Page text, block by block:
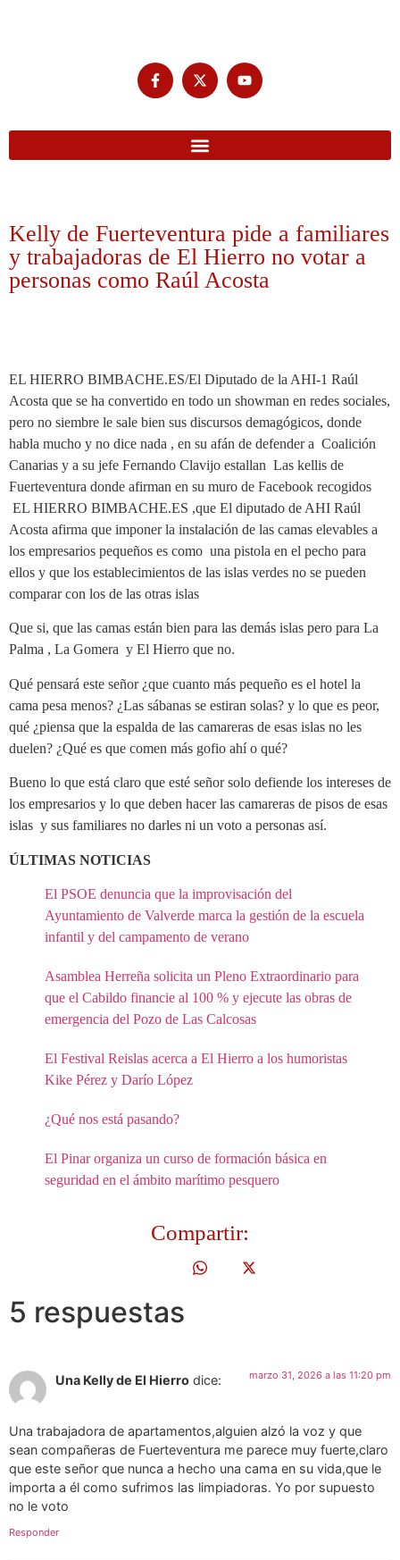
Kelly de Fuerteventura pide a familiares
y trabajadoras de El Hierro no votar a
personas como Raúl Acosta
EL HIERRO BIMBACHE.ES/El Diputado de la AHI-1 Raúl
Acosta que se ha convertido en todo un showman en redes sociales,
pero no siembre le sale bien sus discursos demagógicos, donde
habla mucho y no dice nada , en su afán de defender a Coalición
Canarias y a su jefe Fernando Clavijo estallan Las kellis de
Fuerteventura donde afirman en su muro de Facebook recogidos
EL HIERRO BIMBACHE.ES ,que El diputado de AHI Raúl
Acosta afirma que imponer la instalación de las camas elevables a
los empresarios pequeños es como una pistola en el pecho para
ellos y que los establecimientos de las islas verdes no se pueden
comparar con los de las otras islas
Que si, que las camas están bien para las demás islas pero para La
Palma , La Gomera y El Hierro que no.
Qué pensará este señor ¿que cuanto más pequeño es el hotel la
cama pesa menos? ¿Las sábanas se estiran solas? y lo que es peor,
qué ¿piensa que la espalda de las camareras de esas islas no les
duelen? ¿Qué es que comen más gofio ahí o qué?
Bueno lo que está claro que esté señor solo defiende los intereses de
los empresarios y lo que deben hacer las camareras de pisos de esas
islas y sus familiares no darles ni un voto a personas así.
ÚLTIMAS NOTICIAS
El PSOE denuncia que la improvisación del
Ayuntamiento de Valverde marca la gestión de la escuela
infantil y del campamento de verano
Asamblea Herreña solicita un Pleno Extraordinario para
que el Cabildo financie al 100 % y ejecute las obras de
emergencia del Pozo de Las Calcosas
El Festival Reislas acerca a El Hierro a los humoristas
Kike Pérez y Darío López
¿Qué nos está pasando?
El Pinar organiza un curso de formación básica en
seguridad en el ámbito marítimo pesquero
Compartir:
5 respuestas
Una Kelly de El Hierro dice: marzo 31, 2026 a las 11:20 pm
Una trabajadora de apartamentos,alguien alzó la voz y que
sean compañeras de Fuerteventura me parece muy fuerte,claro
que este señor que nunca a hecho una cama en su vida,que le
importa a él como sufrimos las limpiadoras. Yo por supuesto
no le voto
Responder